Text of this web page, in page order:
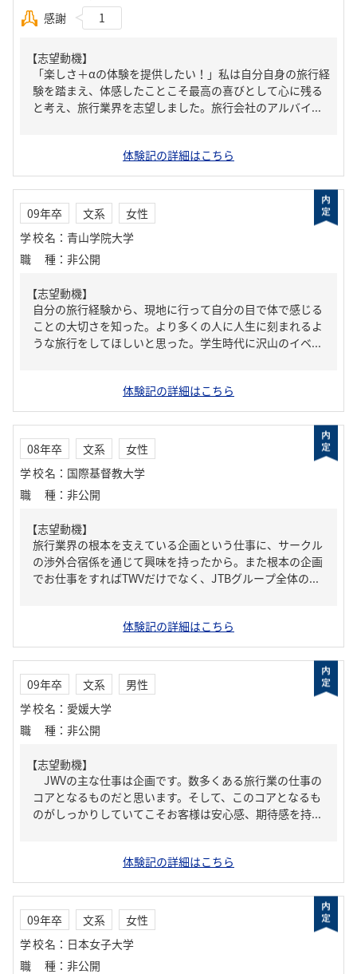
感謝
1
【志望動機】
「楽しさ＋αの体験を提供したい！」私は自分自身の旅行経
験を踏まえ、体感したことこそ最高の喜びとして心に残る
と考え、旅行業界を志望しました。旅行会社のアルバイ...
体験記の詳細はこちら
09年卒 文系
女性
学校名 ： 青山学院大学
職種 ： 非公開
【志望動機】
自分の旅行経験から、現地に行って自分の目で体で感じる
ことの大切さを知った。より多くの人に人生に刻まれるよ
うな旅行をしてほしいと思った。学生時代に沢山のイベ...
体験記の詳細はこちら
08年卒 文系
女性
学校名 ： 国際基督教大学
職種 ： 非公開
【志望動機】
旅行業界の根本を支えている企画という仕事に、サークル
の渉外合宿係を通じて興味を持ったから。また根本の企画
でお仕事をすればTWVだけでなく、JTBグループ全体の...
体験記の詳細はこちら
09年卒 文系
男性
学校名 ： 愛媛大学
職種 ： 非公開
【志望動機】
JWVの主な仕事は企画です。数多くある旅行業の仕事の
コアとなるものだと思います。そして、このコアとなるも
のがしっかりしていてこそお客様は安心感、期待感を持...
体験記の詳細はこちら
09年卒 文系
女性
学校名 ： 日本女子大学
職種 ： 非公開